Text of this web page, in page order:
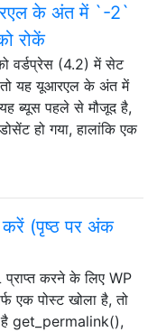
के अंत में `-2`
रोकें
वर्डप्रेस (4.2) में सेट
यह यूआरएल के अंत में
ब्यूस पहले से मौजूद है,
हो गया, हालांकि एक
करें (पृष्ठ पर अंक
प्राप्त करने के लिए WP
एक पोस्ट खोला है, तो
get_permalink(),